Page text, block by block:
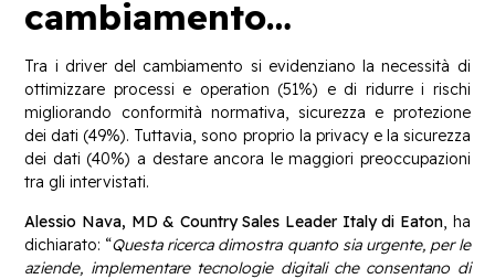
cambiamento…
Tra i driver del cambiamento si evidenziano la necessità di
ottimizzare processi e operation (51%) e di ridurre i rischi
migliorando conformità normativa, sicurezza e protezione
dei dati (49%). Tuttavia, sono proprio la privacy e la sicurezza
dei dati (40%) a destare ancora le maggiori preoccupazioni
tra gli intervistati.
Alessio Nava, MD & Country Sales Leader Italy di Eaton, ha
dichiarato: “Questa ricerca dimostra quanto sia urgente, per le
aziende, implementare tecnologie digitali che consentano di